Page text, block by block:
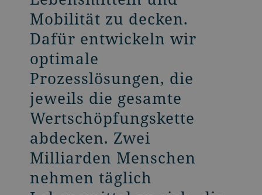
Mobilität zu decken.
Dafür entwickeln wir
optimale
Prozesslösungen, die
jeweils die gesamte
Wertschöpfungskette
abdecken. Zwei
Milliarden Menschen
nehmen täglich